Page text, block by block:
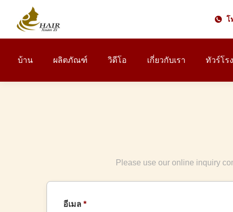
โ
บ้าน ผลิตภัณฑ์ วิดีโอ เกี่ยวกับเรา ทัวร์โร
Please use our online inquiry
อีเมล *